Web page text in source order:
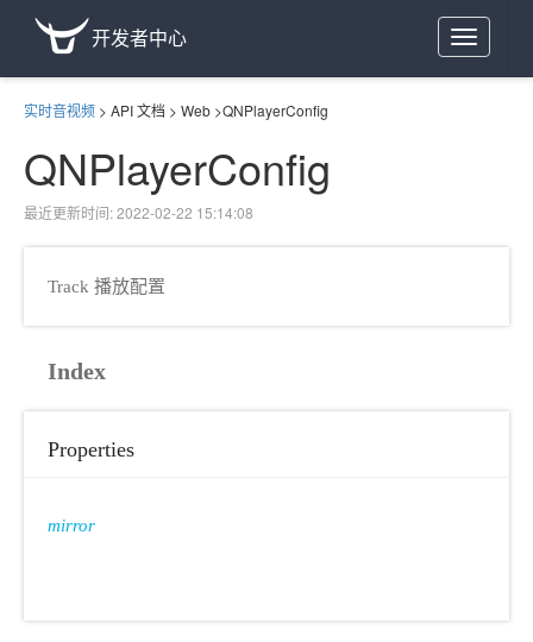
Toggle
navigation
开发者中心
实时音视频 > API 文档 > Web >QNPlayerConfig
QNPlayerConfig
最近更新时间: 2022-02-22 15:14:08
Track 播放配置
Index
Properties
mirror